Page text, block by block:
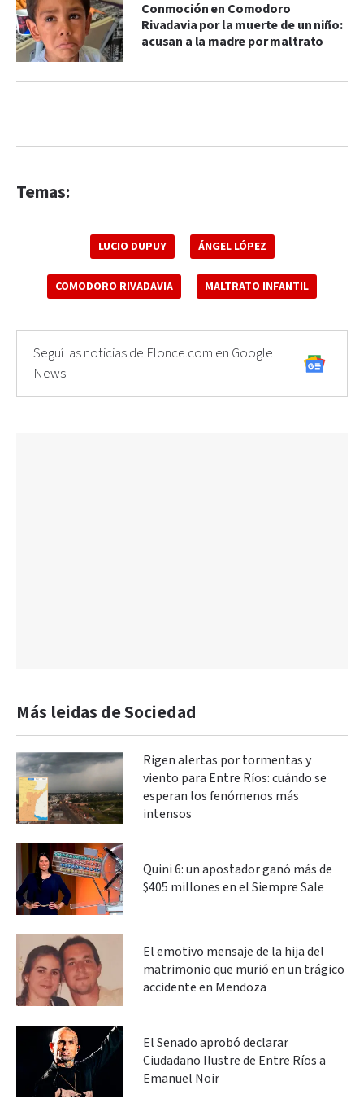
Conmoción en Comodoro
Rivadavia por la muerte de un niño:
acusan a la madre por maltrato
Temas:
LUCIO DUPUY ÁNGEL LÓPEZ
COMODORO RIVADAVIA MALTRATO INFANTIL
Seguí las noticias de Elonce.com en Google
News
Más leidas de Sociedad
Rigen alertas por tormentas y
viento para Entre Ríos: cuándo se
esperan los fenómenos más
intensos
Quini 6: un apostador ganó más de
$405 millones en el Siempre Sale
El emotivo mensaje de la hija del
matrimonio que murió en un trágico
accidente en Mendoza
El Senado aprobó declarar
Ciudadano Ilustre de Entre Ríos a
Emanuel Noir